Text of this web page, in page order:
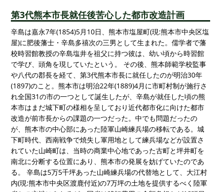
第3代熊本市長就任後苦心した都市改造計画
辛島は嘉永7年(1854)5月10日、熊本市塩屋町(現:熊本市中央区塩
屋)に肥後藩士・辛島多禧次の三男として生まれた。儒学者で藩
校時習館教授の辛島塩井を祖父に持つ彼は、幼い頃から時習館
で学び、頭角を現していたという。 その後、熊本師範学校監事
や八代の郡長を経て、第3代熊本市長に就任したのが明治30年
(1897)のこと。熊本市は明治22年(1889)4月に市町村制が施行さ
れ全国31の市の一つとして誕生したが、辛島が就任した頃の熊
本市はまだ城下町の様相を呈しており近代都市化に向けた都市
改造が前市長からの課題の一つだった。中でも問題だったの
が、熊本市の中心部にあった陸軍山崎練兵場の移転である。城
下町時代、西南戦争で焼失し軍用地として練兵場などが設置さ
れていた山崎町は、当時の商業中心地であった古町と坪井町を
南北に分断する位置にあり、熊本市の発展を妨げていたのであ
る。 辛島は5万5千坪あった山崎練兵場の代替地として、大江村
内(現:熊本市中央区渡鹿付近)の7万坪の土地を提供するべく陸軍